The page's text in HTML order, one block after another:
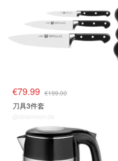
€79.99 €199.00
刀具3件套
@dealmoon.de